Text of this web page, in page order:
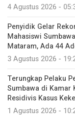
4 Agustus 2026 -
Penyidik Gelar
Mahasiswi
Mataram, Ada 44
3 Agustus 2026 -
Terungkap Pelaku
Sumbawa di Kamar
Residivis Kasus
1 Agustus 2026 -